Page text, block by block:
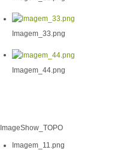
Imagem_33.png
Imagem_44.png
ImageShow_TOPO
Imagem_11.png